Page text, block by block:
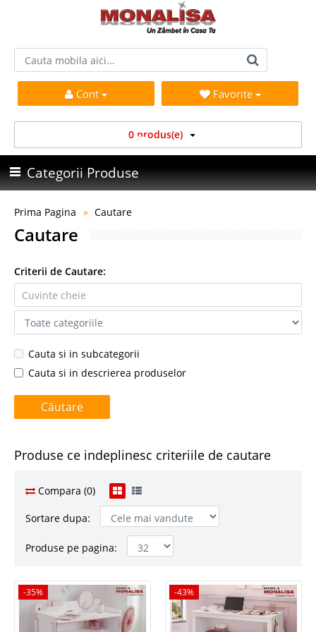
Cont Favorite
0 produs(e)
Categorii Produse
Prima Pagina Cautare
Cautare
Criterii de Cautare:
Cauta si in subcategorii
Cauta si in descrierea produselor
Produse ce indeplinesc criteriile de cautare
Compara (0)
Sortare dupa:
Produse pe pagina:
-35%
-35% -43%